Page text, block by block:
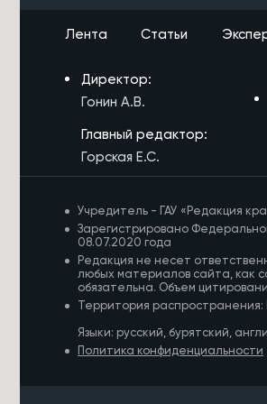
7/08/2026 в 20:13
на федеральном
Жительница Читы
внимание на
Театральную площадь
Путь к школе и детсаду
благоустроили в
нацпроекту за 6,7 млн
7/08/2026 в 18:57
Более 3,5 тысяч
пострадали от укусов
7/08/2026 в 18:32
Лента Статьи
Директор:
Гонин А.В.
Главный редактор:
Горская Е.С.
Учредитель - ГАУ «Редакция
Зарегистрировано
08.07.2020 года
Редакция не несет
любых материалов сайта, как
обязательна. Объем
Территория
Языки: русский, бурятский,
Политика конфиденциальности